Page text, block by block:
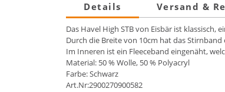
Details Versand &
Das Havel High STB von Eisbär ist klassisch,
Durch die Breite von 10cm hat das
Im Inneren ist ein Fleeceband eingenäht,
Material: 50 % Wolle, 50 % Polyacryl
Farbe: Schwarz
Art.Nr:2900270900582